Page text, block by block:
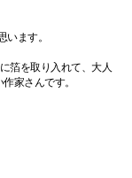
ます。
箔を取り入れて、大人
家さんです。